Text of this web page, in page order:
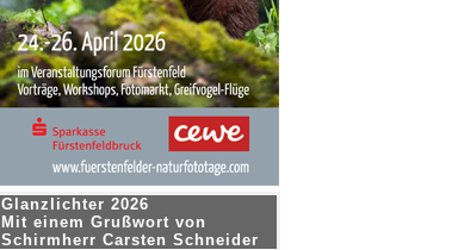
Glanzlichter 2026
Mit einem Grußwort von
Schirmherr Carsten Schneider